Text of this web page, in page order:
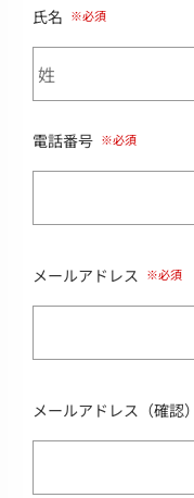
氏名
電話番号
メールアドレス
メールアドレス（確認）